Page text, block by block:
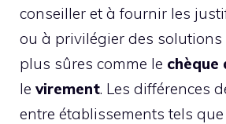
conseiller et à fournir les
ou à privilégier des
plus sûres comme le chèque
le virement. Les différences
entre établissements tels que